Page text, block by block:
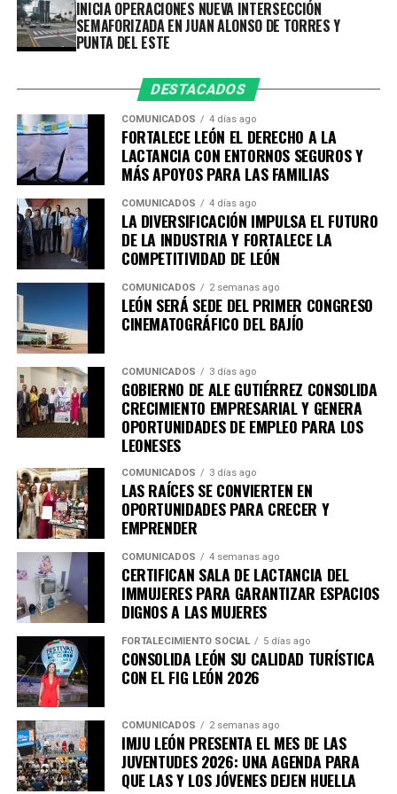
Ciudad sustentable y Resiliente- 11 de septiembre.
Desarrollo Económico- 14 de septiembre.
Educación y Cultura- 30 de septiembre.
Las sesiones tendrán como sedes instituciones
académicas y organismos empresariales de la ciudad,
entre ellos la Academia Metropolitana de Seguridad
Pública, CANACO Servytur León, Universidad
Iberoamericana León, Universidad La Salle Bajío,
CANACINTRA León y el Tecnológico de Monterrey
Campus León, fortaleciendo el trabajo colaborativo
entre gobierno, academia, iniciativa privada y sociedad.
Municipal de Planeación de León refrendan su
compromiso con la participación ciudadana y la
planeación estratégica como herramientas
fundamentales para construir una ciudad más
competitiva, sostenible, incluyente y preparada para los
retos de las próximas décadas.
INICIA OPERACIONES NUEVA INTERSECCIÓN
SEMAFORIZADA EN JUAN ALONSO DE TORRES Y
PUNTA DEL ESTE
DESTACADOS
COMUNICADOS 4 días ago
FORTALECE LEÓN EL DERECHO A LA
LACTANCIA CON ENTORNOS SEGUROS Y
MÁS APOYOS PARA LAS FAMILIAS
COMUNICADOS 4 días ago
LA DIVERSIFICACIÓN IMPULSA EL FUTURO
DE LA INDUSTRIA Y FORTALECE LA
COMPETITIVIDAD DE LEÓN
COMUNICADOS 2 semanas ago
LEÓN SERÁ SEDE DEL PRIMER CONGRESO
CINEMATOGRÁFICO DEL BAJÍO
COMUNICADOS 3 días ago
GOBIERNO DE ALE GUTIÉRREZ CONSOLIDA
CRECIMIENTO EMPRESARIAL Y GENERA
OPORTUNIDADES DE EMPLEO PARA LOS
LEONESES
COMUNICADOS 3 días ago
LAS RAÍCES SE CONVIERTEN EN
OPORTUNIDADES PARA CRECER Y
EMPRENDER
COMUNICADOS 4 semanas ago
CERTIFICAN SALA DE LACTANCIA DEL
IMMUJERES PARA GARANTIZAR ESPACIOS
DIGNOS A LAS MUJERES
FORTALECIMIENTO SOCIAL 5 días ago
CONSOLIDA LEÓN SU CALIDAD TURÍSTICA
CON EL FIG LEÓN 2026
COMUNICADOS 2 semanas ago
IMJU LEÓN PRESENTA EL MES DE LAS
JUVENTUDES 2026: UNA AGENDA PARA
QUE LAS Y LOS JÓVENES DEJEN HUELLA